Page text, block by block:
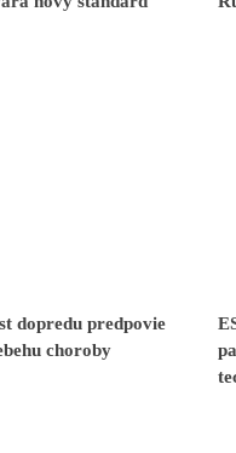
dopredu predpovie
choroby